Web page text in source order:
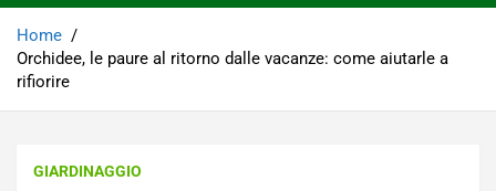
Home
Orchidee, le paure al ritorno dalle vacanze: come aiutarle a
rifiorire
GIARDINAGGIO